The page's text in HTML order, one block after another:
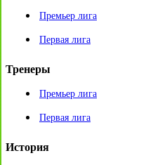
Премьер лига
Первая лига
Тренеры
Премьер лига
Первая лига
История